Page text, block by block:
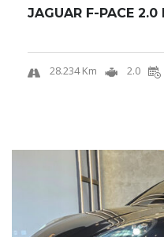
28.234 Km 2.0